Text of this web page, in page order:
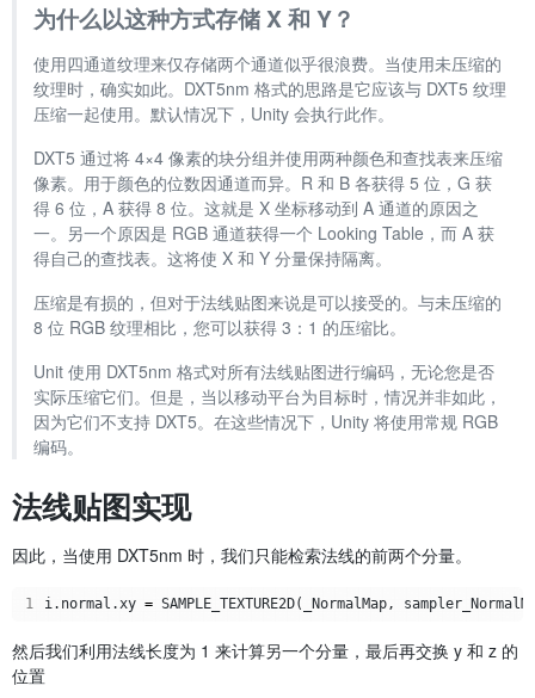
为什么以这种方式存储 X 和 Y？
使用四通道纹理来仅存储两个通道似乎很浪费。当使用未压缩的
纹理时，确实如此。DXT5nm 格式的思路是它应该与 DXT5 纹理
压缩一起使用。默认情况下，Unity 会执行此作。
DXT5 通过将 4×4 像素的块分组并使用两种颜色和查找表来压缩
像素。用于颜色的位数因通道而异。R 和 B 各获得 5 位，G 获
得 6 位，A 获得 8 位。这就是 X 坐标移动到 A 通道的原因之
一。另一个原因是 RGB 通道获得一个 Looking Table，而 A 获
得自己的查找表。这将使 X 和 Y 分量保持隔离。
压缩是有损的，但对于法线贴图来说是可以接受的。与未压缩的
8 位 RGB 纹理相比，您可以获得 3：1 的压缩比。
Unit 使用 DXT5nm 格式对所有法线贴图进行编码，无论您是否
实际压缩它们。但是，当以移动平台为目标时，情况并非如此，
因为它们不支持 DXT5。在这些情况下，Unity 将使用常规 RGB
编码。
法线贴图实现
因此，当使用 DXT5nm 时，我们只能检索法线的前两个分量。
1 i. normal .xy = SAMPLE_TEXTURE2D( _NormalMap,
然后我们利用法线长度为 1 来计算另一个分量，最后再交换 y 和 z 的
位置